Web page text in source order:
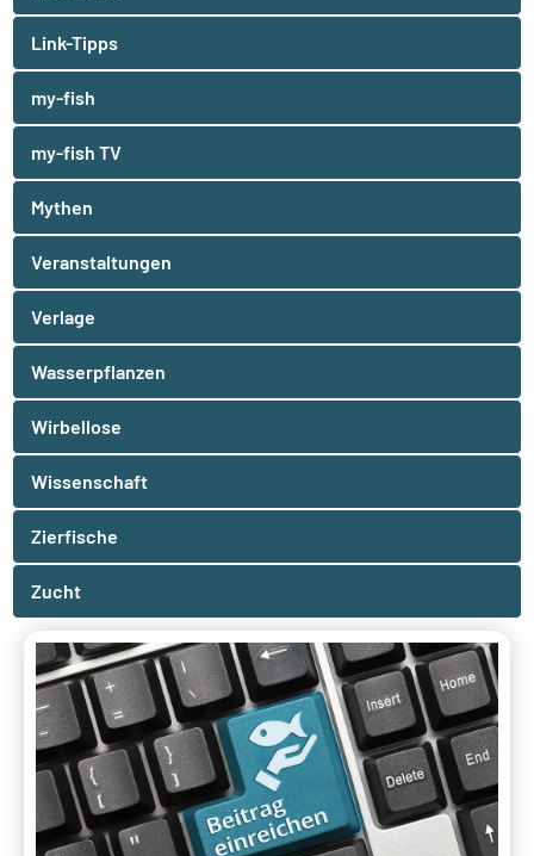
Link-Tipps
my-fish
my-fish TV
Mythen
Veranstaltungen
Verlage
Wasserpflanzen
Wirbellose
Wissenschaft
Zierfische
Zucht